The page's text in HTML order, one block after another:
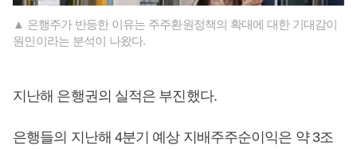
▲ 은행주가 반등한 이유는 주주환원정책의 확대에 대한 기대감이
원인이라는 분석이 나왔다.
지난해 은행권의 실적은 부진했다.
은행들의 지난해 4분기 예상 지배주주순이익은 약 3조